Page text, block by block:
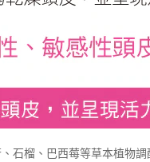
石榴、巴西莓等草本植物